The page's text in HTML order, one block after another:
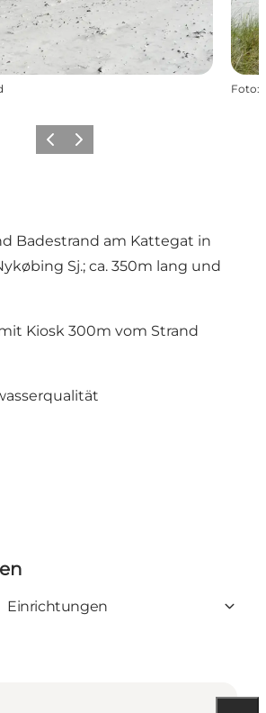
Foto:
Vorherige Folie
Nächste Folie
Badestrand am Kattegat in
Sj.; ca. 350m lang und
Kiosk 300m vom Strand
Einrichtungen